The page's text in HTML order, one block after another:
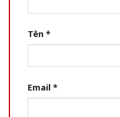
Tên *
Email *